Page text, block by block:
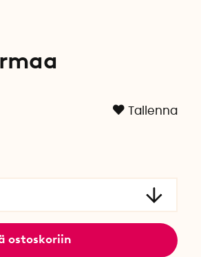
Tallenna
ostoskoriin